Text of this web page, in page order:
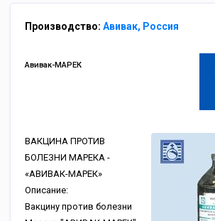
Производство: Авивак, Россия
Авивак-МАРЕК
ВАКЦИНА ПРОТИВ
БОЛЕЗНИ МАРЕКА -
«АВИВАК-МАРЕК»
Описание:
Вакцину против болезни